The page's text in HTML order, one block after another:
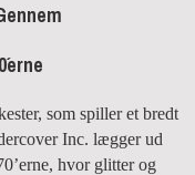
som spiller et bredt
Inc. lægger ud
hvor glitter og